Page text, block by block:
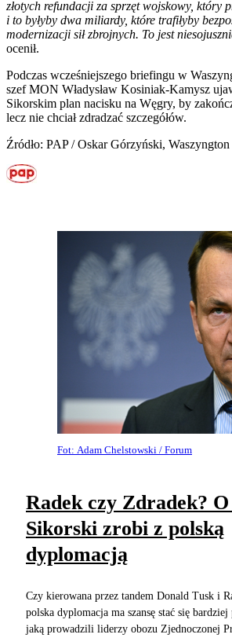
złotych refundacji za sprzęt wojskowy, który
i to byłyby dwa miliardy, które trafiłyby
modernizacji sił zbrojnych. To jest
ocenił.
Podczas wcześniejszego briefingu w
szef MON Władysław Kosiniak-Kamysz
Sikorskim plan nacisku na Węgry, by
lecz nie chciał zdradzać szczegółów.
Źródło: PAP / Oskar Górzyński, Waszyngton
Fot: Adam Chelstowski / Forum
Radek czy Zdradek?
Sikorski zrobi z polską
dyplomacją
Czy kierowana przez tandem Donald Tusk i
polska dyplomacja ma szansę stać się bardziej
jaką prowadzili liderzy obozu Zjednoczonej